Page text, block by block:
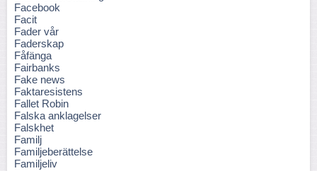
Facebook
Facit
Fader vår
Faderskap
Fåfänga
Fairbanks
Fake news
Faktaresistens
Fallet Robin
Falska anklagelser
Falskhet
Familj
Familjeberättelse
Familjeliv